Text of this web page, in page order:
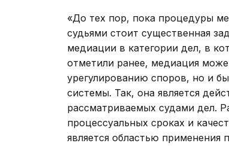
«До тех пор, пока процедуры
судьями стоит существенная
медиации в категории дел, в
отметили ранее, медиация
урегулированию споров, но и
системы. Так, она является
рассматриваемых судами дел.
процессуальных сроках и
является областью